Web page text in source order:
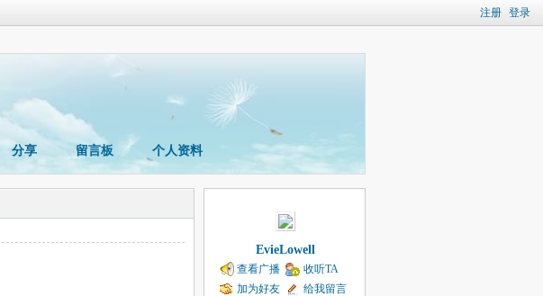
注册 登录
分享 留言板 个人资料
EvieLowell
查看广播
收听TA
加为好友
给我留言